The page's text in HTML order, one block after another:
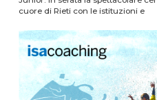
cuore di Rieti con le istituzioni e